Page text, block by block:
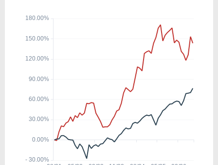
27.24% 0.99%
UNM
6.50%
3.70 0.77